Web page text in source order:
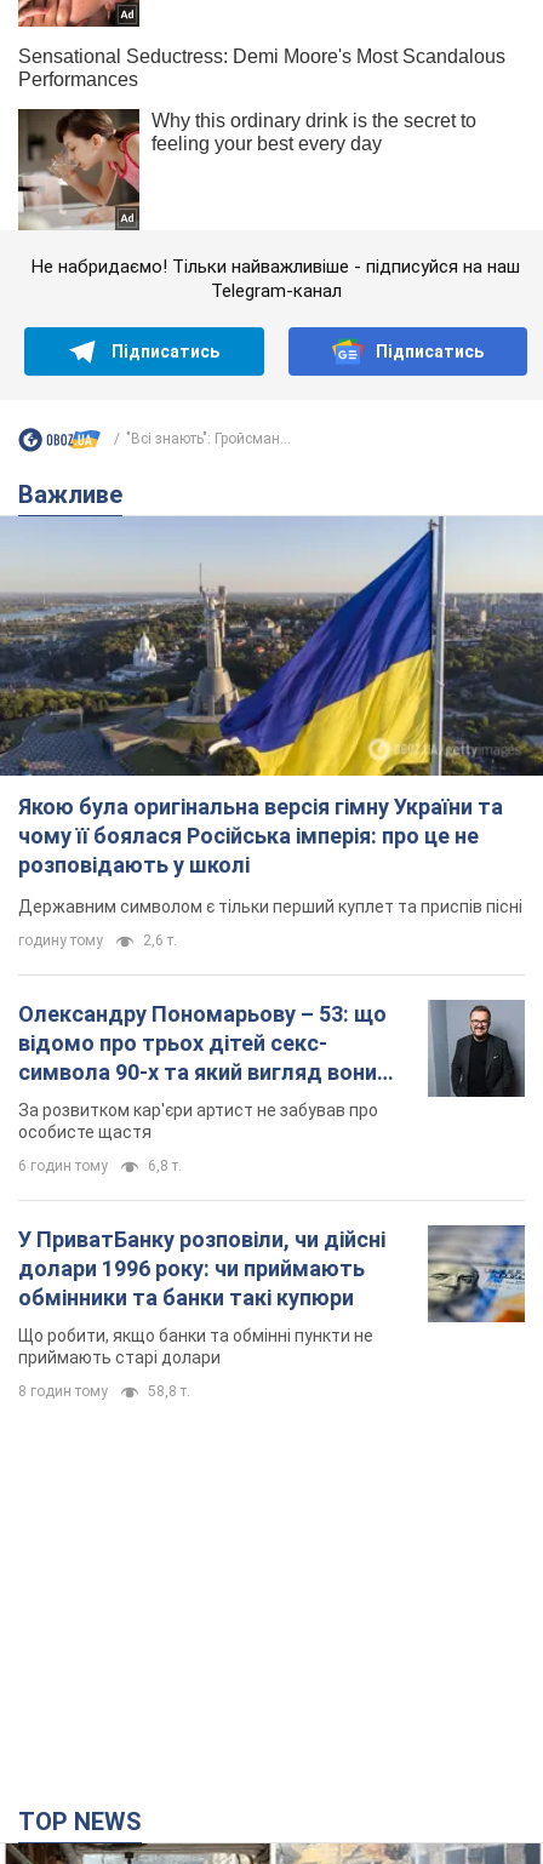
Не набридаємо! Тільки найважливіше - підписуйся на наш
Telegram-канал
Підписатись Підписатись
"Всі знають": Гройсман...
Важливе
Якою була оригінальна версія гімну України та
чому її боялася Російська імперія: про це не
розповідають у школі
Державним символом є тільки перший куплет та приспів пісні
годину тому 2,6 т.
Олександру Пономарьову – 53: що
відомо про трьох дітей секс-
символа 90-х та який вигляд вони
мають
За розвитком кар'єри артист не забував про
особисте щастя
6 годин тому 6,8 т.
У ПриватБанку розповіли, чи дійсні
долари 1996 року: чи приймають
обмінники та банки такі купюри
Що робити, якщо банки та обмінні пункти не
приймають старі долари
8 годин тому 58,8 т.
TOP NEWS